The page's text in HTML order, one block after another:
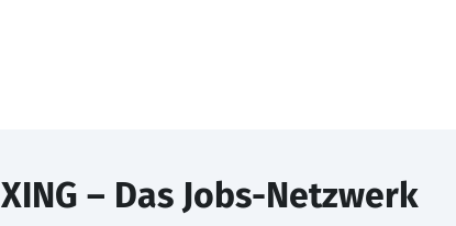
XING – Das Jobs-Netzwerk